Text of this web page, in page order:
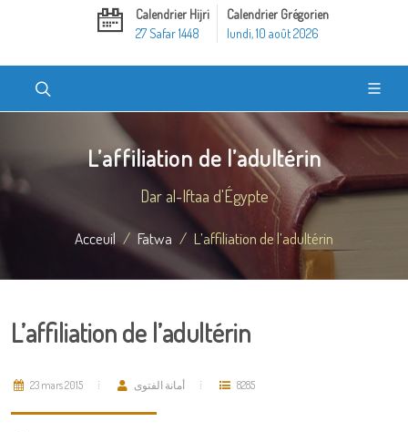
Calendrier Hijri
27 Safar 1448
Calendrier Grégorien
lundi, 10 août 2026
L’affiliation de l’adultérin
Dar al-Iftaa d'Égypte
Acceuil Fatwa L’affiliation de l’adultérin
L’affiliation de l’adultérin
23 mars 2015 أمانة الفتوى 8285